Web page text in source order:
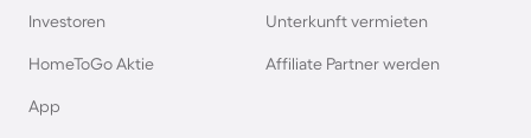
Rügen
Gardasee
Investoren
HomeToGo Aktie
App
Unterkunft vermieten
Affiliate Partner werden